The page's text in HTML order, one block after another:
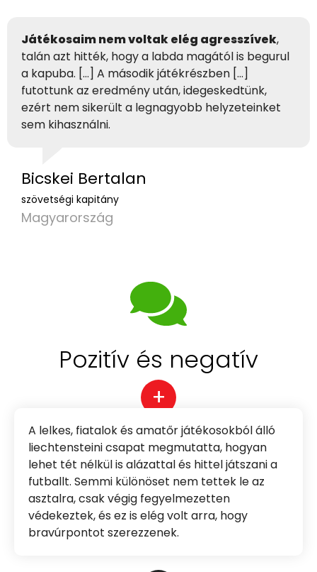
Játékosaim nem voltak elég agresszívek,
talán azt hitték, hogy a labda magától is begurul
a kapuba. […] A második játékrészben […]
futottunk az eredmény után, idegeskedtünk,
ezért nem sikerült a legnagyobb helyzeteinket
sem kihasználni.
Bicskei Bertalan
szövetségi kapitány
Magyarország
Pozitív és negatív
+
A lelkes, fiatalok és amatőr játékosokból álló
liechtensteini csapat megmutatta, hogyan
lehet tét nélkül is alázattal és hittel játszani a
futballt. Semmi különöset nem tettek le az
asztalra, csak végig fegyelmezetten
védekeztek, és ez is elég volt arra, hogy
bravúrpontot szerezzenek.